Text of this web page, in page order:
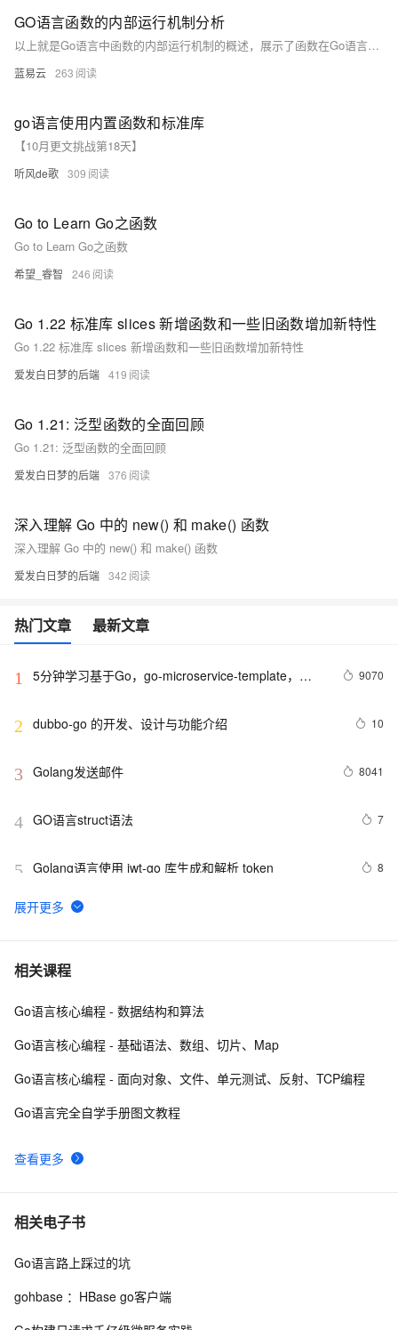
GO语言函数的内部运行机制分析
以上就是Go语言中函数的内部运行机制的概述，展示了函数在Go语言编程中如何发挥作用，以及Go如何使用简洁高效的设计，使得代码更简单，更有逻辑性，更易于理解和维护。尽管这些内容深入了一些底层的概念，但我希望通过这种方式，将这些理论知识更生动、更形象地带给你，让你在理解的同时找到编程的乐趣。
蓝易云 263
go语言使用内置函数和标准库
【10月更文挑战第18天】
听风de歌 309
Go to Learn Go之函数
Go to Learn Go之函数
希望_睿智 246
Go 1.22 标准库 slices 新增函数和一些旧函数增加新特性
Go 1.22 标准库 slices 新增函数和一些旧函数增加新特性
爱发白日梦的后端 419
Go 1.21: 泛型函数的全面回顾
Go 1.21: 泛型函数的全面回顾
爱发白日梦的后端 376
深入理解 Go 中的 new() 和 make() 函数
深入理解 Go 中的 new() 和 make() 函数
爱发白日梦的后端 342
热门文章 最新文章
1
5分钟学习基于Go，go-microservice-template，
9070
2 dubbo-go 的开发、设计与功能介绍 10
3 Golang发送邮件 8041
4 GO语言struct语法 7
5 Golang语言使用 jwt-go 库生成和解析 token 8
6 Go——小白学习之方法
7 在 Go 语言中使用 exec 包执行 Shell 命令（上）
8 详解go语言的array和slice 【二】
10Go 数组计算(2)
相关课程
查看更多
Go语言核心编程 - 数据结构和算法
Go语言核心编程 - 基础语法、数组、切片、Map
Go语言核心编程 - 面向对象、文件、单元测试、反射、TCP编程
Go语言完全自学手册图文教程
相关电子书
Go语言路上踩过的坑
gohbase ：HBase go客户端